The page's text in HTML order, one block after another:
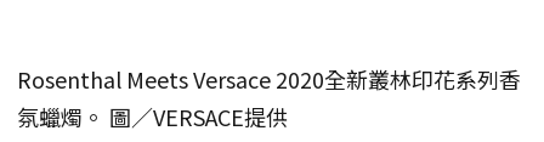
Rosenthal Meets Versace 2020全新叢林印花系列香
氛蠟燭。 圖／VERSACE提供